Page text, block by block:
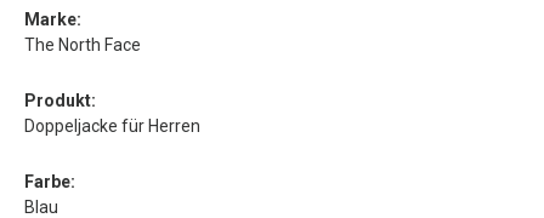
Marke:
The North Face
Produkt:
Doppeljacke für Herren
Farbe:
Blau